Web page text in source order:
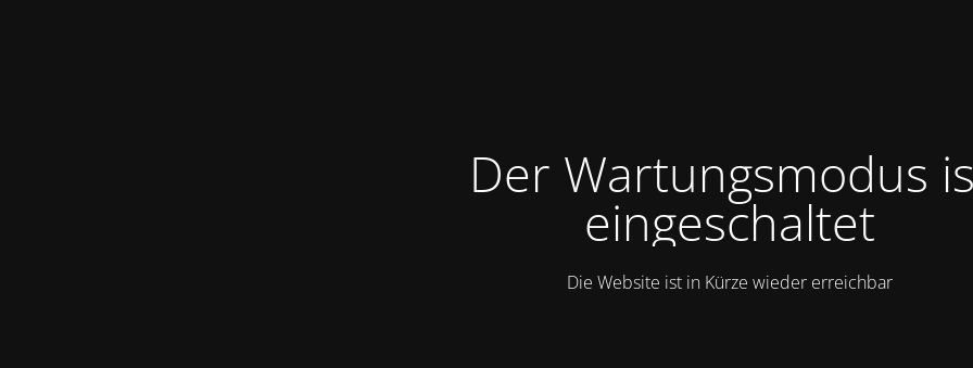
Der Wartungsmodus
eingeschaltet
Die Website ist in Kürze wieder erreichbar